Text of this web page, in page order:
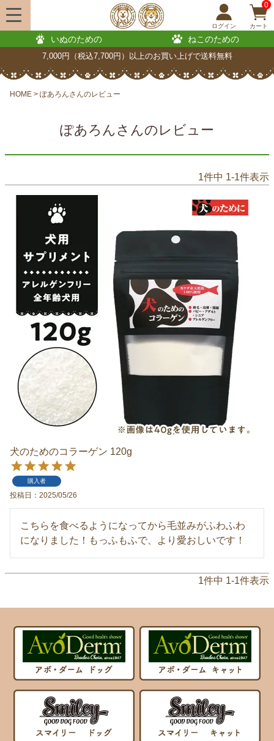
ログイン
0
カート
いぬのための ねこのための
7,000円（税込7,700円）以上のお買い上げで送料無料
HOME ぽあろんさんのレビュー
ぽあろんさんのレビュー
1件中 1-1件表示
犬のためのコラーゲン 120g
購入者
投稿日 2025/05/26
こちらを食べるようになってから毛並みがふわふわ
になりました！もっふもふで、より愛おしいです！
1件中 1-1件表示